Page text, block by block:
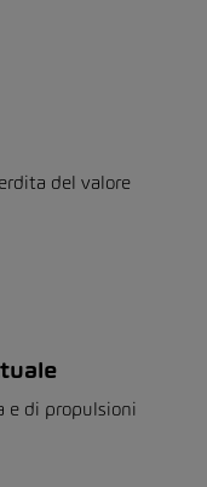
del valore
e di propulsioni